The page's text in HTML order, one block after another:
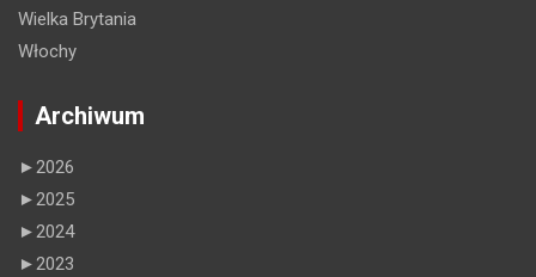
Wielka Brytania
Włochy
Archiwum
►2026
►2025
►2024
►2023